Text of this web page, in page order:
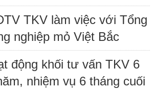
TKV làm việc với Tổng
nghiệp mỏ Việt Bắc
động khối tư vấn TKV 6
nhiệm vụ 6 tháng cuối